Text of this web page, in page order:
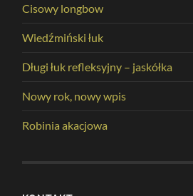
Cisowy longbow
Wiedźmiński łuk
Długi łuk refleksyjny – jaskółka
Nowy rok, nowy wpis
Robinia akacjowa